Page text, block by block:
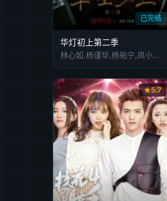
已完结
华灯初上第二季
林心如,杨谨华,杨祐宁,凤小岳,吴慷仁,霍建华,刘品言,谢琼煖,谢欣颖,郭雪芙,张轩睿,江宜蓉,章广辰,郑元畅,刘敬,王柏杰,修杰楷,林柏宏,王净,曾敬骅,张睿家,胡玮杰,谢雨芝,屈中恒,应采灵,王静莹,伊正,黄柔闽,朱宥丞,范瑞君,陈博正
5.7